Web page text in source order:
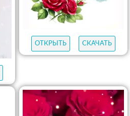
ОТКРЫТЬ СКАЧАТЬ